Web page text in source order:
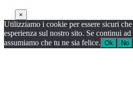
×
Utilizziamo i cookie per essere sicuri
esperienza sul nostro sito. Se continui
assumiamo che tu ne sia felice. Ok No